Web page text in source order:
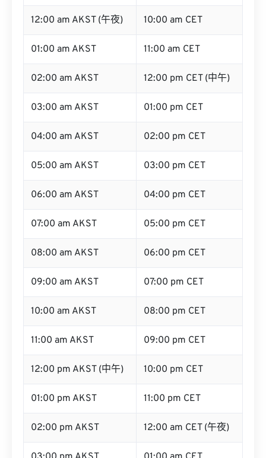
12:00 am AKST (午夜) 10:00 am CET
01:00 am AKST 11:00 am CET
02:00 am AKST 12:00 pm CET (中午)
03:00 am AKST 01:00 pm CET
04:00 am AKST 02:00 pm CET
05:00 am AKST 03:00 pm CET
06:00 am AKST 04:00 pm CET
07:00 am AKST 05:00 pm CET
08:00 am AKST 06:00 pm CET
09:00 am AKST 07:00 pm CET
10:00 am AKST 08:00 pm CET
11:00 am AKST 09:00 pm CET
12:00 pm AKST (中午) 10:00 pm CET
01:00 pm AKST 11:00 pm CET
02:00 pm AKST 12:00 am CET (午夜)